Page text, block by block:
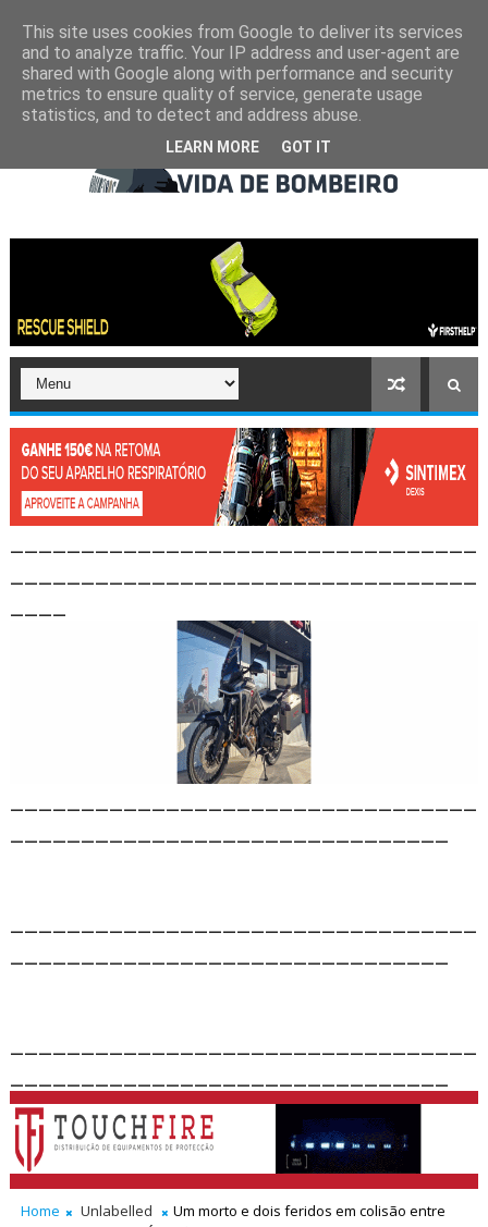
Home Unlabelled
Um morto e dois feridos em colisão entre
This site uses cookies from Google to deliver its services
and to analyze traffic. Your IP address and user-agent are
shared with Google along with performance and security
metrics to ensure quality of service, generate usage
statistics, and to detect and address abuse.
LEARN MORE GOT IT